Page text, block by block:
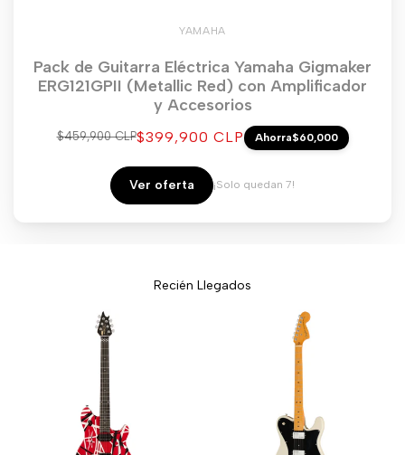
YAMAHA
Pack de Guitarra Eléctrica Yamaha Gigmaker
ERG121GPII (Metallic Red) con Amplificador
y Accesorios
Precio
$459,900 CLPPrecio
venta
$399,900 CLP Ahorra$60,000
Ver oferta ¡Solo quedan 7!
Recién Llegados